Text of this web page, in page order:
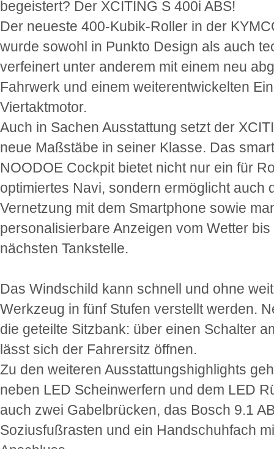
begeistert? Der XCITING S 400i ABS!
Der neueste 400-Kubik-Roller in der
wurde sowohl in Punkto Design als auch
verfeinert unter anderem mit einem neu
Fahrwerk und einem weiterentwickelten
Viertaktmotor.
Auch in Sachen Ausstattung setzt der
neue Maßstäbe in seiner Klasse. Das
NOODOE Cockpit bietet nicht nur ein für
optimiertes Navi, sondern ermöglicht auch
Vernetzung mit dem Smartphone sowie
personalisierbare Anzeigen vom Wetter bis
nächsten Tankstelle.
Das Windschild kann schnell und ohne
Werkzeug in fünf Stufen verstellt werden.
die geteilte Sitzbank: über einen Schalter
lässt sich der Fahrersitz öffnen.
Zu den weiteren Ausstattungshighlights
neben LED Scheinwerfern und dem LED
auch zwei Gabelbrücken, das Bosch 9.1
Soziusfußrasten und ein Handschuhfach